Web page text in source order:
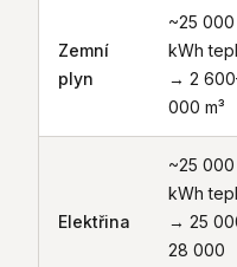
Zemní
plyn
~25 000
kWh
→ 2
000 m³
Elektřina
~25 000
kWh
→ 25
28 000